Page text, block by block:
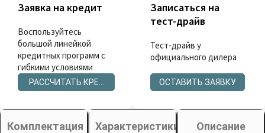
Заявка на кредит
Воспользуйтесь
большой линейкой
кредитных программ с
гибкими условиями
РАССЧИТАТЬ КРЕДИТ
Записаться на
тест-драйв
Тест-драйв у
официального дилера
ОСТАВИТЬ ЗАЯВКУ
Комплектация Характеристики Описание